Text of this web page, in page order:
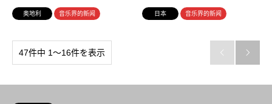
奥地利 音乐界的新闻 日本 音乐界的新闻
47件中 1〜16件を表示  